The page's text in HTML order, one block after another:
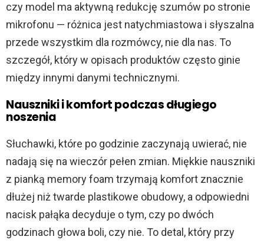
czy model ma aktywną redukcję szumów po stronie
mikrofonu — różnica jest natychmiastowa i słyszalna
przede wszystkim dla rozmówcy, nie dla nas. To
szczegół, który w opisach produktów często ginie
między innymi danymi technicznymi.
Nauszniki i komfort podczas długiego
noszenia
Słuchawki, które po godzinie zaczynają uwierać, nie
nadają się na wieczór pełen zmian. Miękkie nauszniki
z pianką memory foam trzymają komfort znacznie
dłużej niż twarde plastikowe obudowy, a odpowiedni
nacisk pałąka decyduje o tym, czy po dwóch
godzinach głowa boli, czy nie. To detal, który przy